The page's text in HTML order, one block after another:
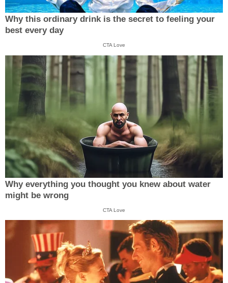
Why this ordinary drink is the secret to feeling your
best every day
CTA Love
Why everything you thought you knew about water
might be wrong
CTA Love